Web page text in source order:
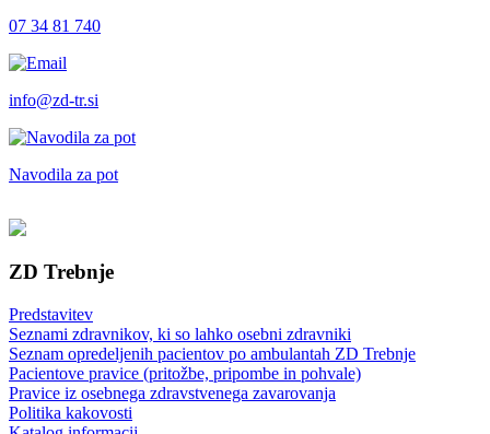
07 34 81 740
info@zd-tr.si
Navodila za pot
ZD Trebnje
Predstavitev
Seznami zdravnikov, ki so lahko osebni zdravniki
Seznam opredeljenih pacientov po ambulantah ZD Trebnje
Pacientove pravice (pritožbe, pripombe in pohvale)
Pravice iz osebnega zdravstvenega zavarovanja
Politika kakovosti